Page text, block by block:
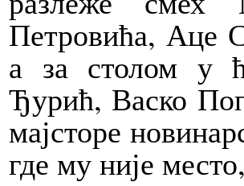
Петровића, Аце
а за столом у
Ђурић, Васко
мајсторе
где му није